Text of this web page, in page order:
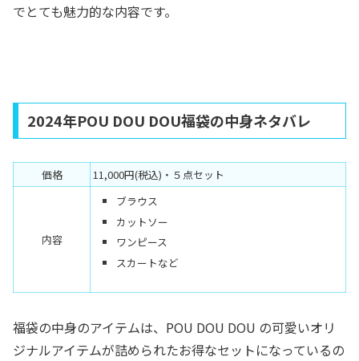
でとても魅力的な内容です。
2024年POU DOU DOU福袋の中身ネタバレ
価格 11,000円(税込)・５点セット
内容
ブラウス
カットソー
ワンピース
スカートなど
福袋の中身のアイテムは、POU DOU DOU の可愛いオリ
ジナルアイテムが詰められたお得なセットになっているの